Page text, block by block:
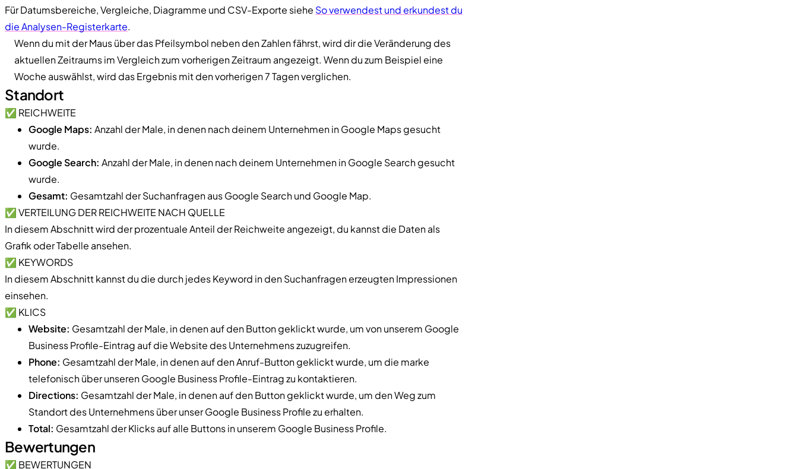
Für Datumsbereiche, Vergleiche, Diagramme und CSV-Exporte siehe So verwendest und erkundest du
die Analysen-Registerkarte.
Wenn du mit der Maus über das Pfeilsymbol neben den Zahlen fährst, wird dir die Veränderung des
aktuellen Zeitraums im Vergleich zum vorherigen Zeitraum angezeigt. Wenn du zum Beispiel eine
Woche auswählst, wird das Ergebnis mit den vorherigen 7 Tagen verglichen.
Standort
✅ REICHWEITE
Google Maps: Anzahl der Male, in denen nach deinem Unternehmen in Google Maps gesucht
wurde.
Google Search: Anzahl der Male, in denen nach deinem Unternehmen in Google Search gesucht
wurde.
Gesamt: Gesamtzahl der Suchanfragen aus Google Search und Google Map.
✅ VERTEILUNG DER REICHWEITE NACH QUELLE
In diesem Abschnitt wird der prozentuale Anteil der Reichweite angezeigt, du kannst die Daten als
Grafik oder Tabelle ansehen.
✅ KEYWORDS
In diesem Abschnitt kannst du die durch jedes Keyword in den Suchanfragen erzeugten Impressionen
einsehen.
✅ KLICS
Website: Gesamtzahl der Male, in denen auf den Button geklickt wurde, um von unserem Google
Business Profile-Eintrag auf die Website des Unternehmens zuzugreifen.
Phone: Gesamtzahl der Male, in denen auf den Anruf-Button geklickt wurde, um die marke
telefonisch über unseren Google Business Profile-Eintrag zu kontaktieren.
Directions: Gesamtzahl der Male, in denen auf den Button geklickt wurde, um den Weg zum
Standort des Unternehmens über unser Google Business Profile zu erhalten.
Total: Gesamtzahl der Klicks auf alle Buttons in unserem Google Business Profile.
Bewertungen
✅ BEWERTUNGEN